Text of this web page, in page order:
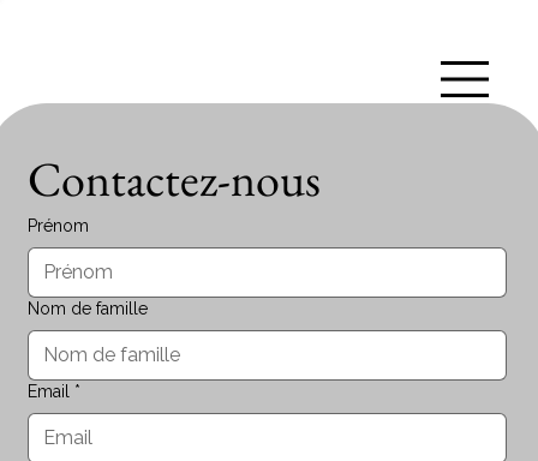
Contactez-nous
Prénom
Nom de famille
Email *